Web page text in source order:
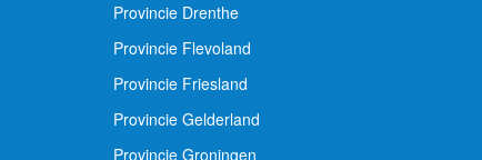
Provincie Drenthe
Provincie Flevoland
Provincie Friesland
Provincie Gelderland
Provincie Groningen